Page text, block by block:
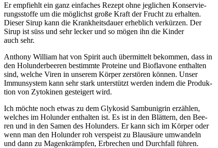
Er emp­fiehlt ein ganz ein­fa­ches Rezept ohne jeg­li­chen Kon­ser­vie­
rungs­stof­fe um die mög­lichst gro­ße Kraft der Frucht zu erhal­ten.
Die­ser Sirup kann die Krank­heits­dau­er erheb­lich ver­kür­zen. Der
Sirup ist süss und sehr lecker und so mögen ihn die Kin­der
auch sehr.
Antho­ny Wil­liam hat von Spi­rit auch über­mit­telt bekom­men, dass in
den Holun­der­bee­ren bestimm­te Pro­te­ine und Bio­fla­vo­ne ent­hal­ten
sind, wel­che Viren in unse­rem Kör­per zer­stö­ren kön­nen. Unser
Immun­sys­tem kann sehr stark unter­stützt wer­den indem die Pro­duk­
ti­on von Zyto­ki­nen gestei­gert wird.
Ich möch­te noch etwas zu dem Gly­ko­sid Sam­bu­nig­rin erzäh­len,
wel­ches im Holun­der ent­hal­ten ist. Es ist in den Blät­tern, den Bee­
ren und in den Samen des Holun­ders. Er kann sich im Kör­per oder
wenn man den Holun­der roh ver­speist zu Blau­säu­re umwan­deln
und dann zu Magen­krämp­fen, Erbre­chen und Durch­fall führen.